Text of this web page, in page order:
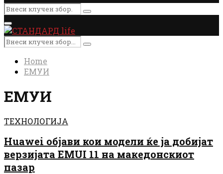
Search
for:
Search
Primary
Menu
Search
for:
Search
Home
ЕМУИ
ЕМУИ
ТЕХНОЛОГИЈА
Huawei објави кои модели ќе ја добијат
верзијата EMUI 11 на македонскиот
пазар